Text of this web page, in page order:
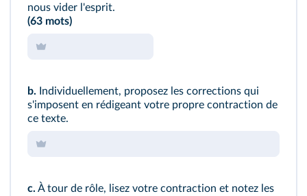
nous vider l'esprit.
(63 mots)
b.
Individuellement, proposez les corrections qui
s'imposent en rédigeant votre propre contraction de
ce texte.
c. À tour de rôle, lisez votre contraction et notez les